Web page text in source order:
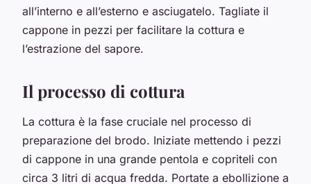
all’interno e all’esterno e asciugatelo. Tagliate il
cappone in pezzi per facilitare la cottura e
l’estrazione del sapore.
Il processo di cottura
La cottura è la fase cruciale nel processo di
preparazione del brodo. Iniziate mettendo i pezzi
di cappone in una grande pentola e copriteli con
circa 3 litri di acqua fredda. Portate a ebollizione a